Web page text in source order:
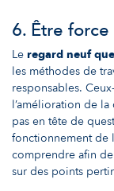
6. Être
Le regard neuf
les méthodes de
responsables.
l’amélioration de
pas en tête de
fonctionnement de
comprendre afin
sur des points